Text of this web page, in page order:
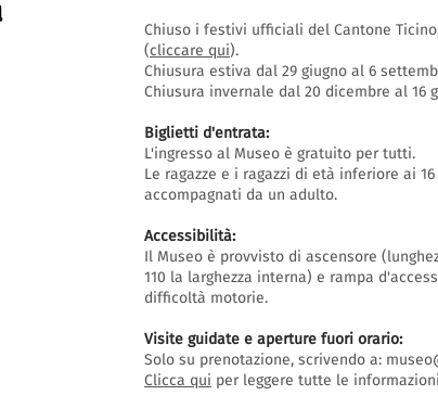
Chiuso i festivi ufficiali del Cantone
(cliccare qui).
Chiusura estiva dal 29 giugno al 6
Chiusura invernale dal 20 dicembre al 16
Biglietti d'entrata:
L'ingresso al Museo è gratuito per tutti.
Le ragazze e i ragazzi di età inferiore ai
accompagnati da un adulto.
Accessibilità:
Il Museo è provvisto di ascensore
110 la larghezza interna) e rampa
difficoltà motorie.
Visite guidate e aperture fuori orario:
Solo su prenotazione, scrivendo a:
Clicca qui per leggere tutte le